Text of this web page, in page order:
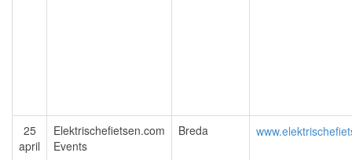
25
april
Elektrischefietsen.com
Events
Breda